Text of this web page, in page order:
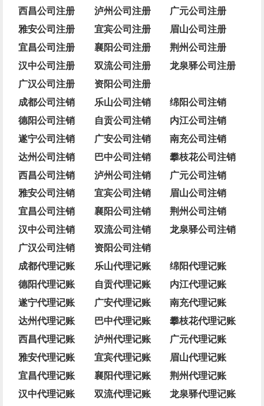
西昌公司注册
泸州公司注册
广元公司注册
雅安公司注册
宜宾公司注册
眉山公司注册
宜昌公司注册
襄阳公司注册
荆州公司注册
汉中公司注册
双流公司注册
龙泉驿公司注册
广汉公司注册
资阳公司注册
成都公司注销
乐山公司注销
绵阳公司注销
德阳公司注销
自贡公司注销
内江公司注销
遂宁公司注销
广安公司注销
南充公司注销
达州公司注销
巴中公司注销
攀枝花公司注销
西昌公司注销
泸州公司注销
广元公司注销
雅安公司注销
宜宾公司注销
眉山公司注销
宜昌公司注销
襄阳公司注销
荆州公司注销
汉中公司注销
双流公司注销
龙泉驿公司注销
广汉公司注销
资阳公司注销
成都代理记账
乐山代理记账
绵阳代理记账
德阳代理记账
自贡代理记账
内江代理记账
遂宁代理记账
广安代理记账
南充代理记账
达州代理记账
巴中代理记账
攀枝花代理记账
西昌代理记账
泸州代理记账
广元代理记账
雅安代理记账
宜宾代理记账
眉山代理记账
宜昌代理记账
襄阳代理记账
荆州代理记账
汉中代理记账
双流代理记账 龙泉驿代理记账